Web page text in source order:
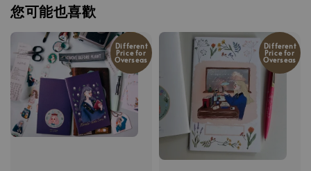
您可能也喜歡
Different
Price for
Overseas
Different
Price for
Overseas